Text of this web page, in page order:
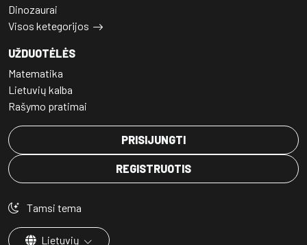
Dinozaurai
Visos ketegorijos
UŽDUOTĖLĖS
Matematika
Lietuvių kalba
Rašymo pratimai
PRISIJUNGTI
REGISTRUOTIS
Tamsi tema
Lietuvių